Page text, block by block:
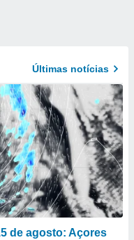
Últimas notícias
de agosto: Açores